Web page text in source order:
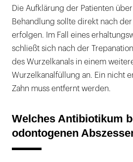
Die Aufklärung der Patienten
Behandlung sollte direkt nach
erfolgen. Im Fall eines
schließt sich nach der
des Wurzelkanals in einem
Wurzelkanalfüllung an. Ein nicht
Zahn muss entfernt werden.
Welches Antibiotikum
odontogenen